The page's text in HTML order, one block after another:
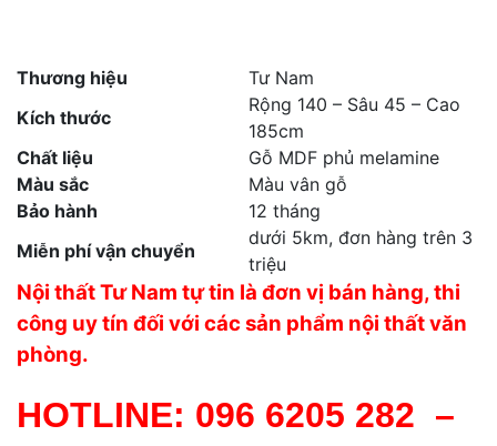
Thương hiệu
Tư Nam
Kích thước
Rộng 140 – Sâu 45 – Cao
185cm
Chất liệu
Gỗ MDF phủ melamine
Màu sắc
Màu vân gỗ
Bảo hành
12 tháng
Miễn phí vận chuyển
dưới 5km, đơn hàng trên 3
triệu
Nội thất Tư Nam tự tin là đơn vị bán hàng, thi
công uy tín đối với các sản phẩm nội thất văn
phòng.
HOTLINE: 096 6205 282 –